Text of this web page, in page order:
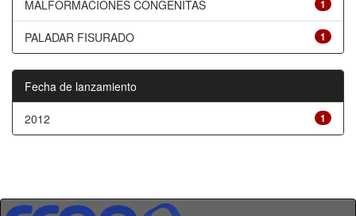
1
MALFORMACIONES CONGENITAS
1
PALADAR FISURADO
Fecha de lanzamiento
1
2012